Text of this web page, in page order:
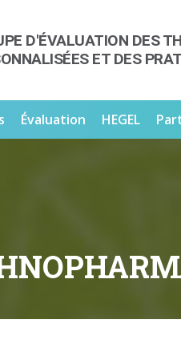
D'ÉVALUATION DES
ET DES
Évaluation HEGEL